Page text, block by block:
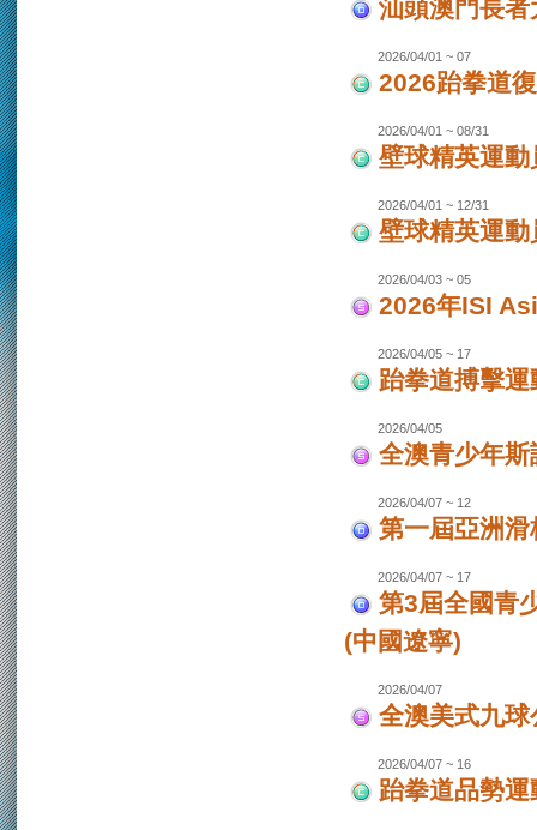
汕頭澳門長
2026/04/01 ~ 07
2026跆拳道
2026/04/01 ~ 08/31
壁球精英運
2026/04/01 ~ 12/31
壁球精英運
2026/04/03 ~ 05
2026年ISI
2026/04/05 ~ 17
跆拳道搏擊
2026/04/05
全澳青少年
2026/04/07 ~ 12
第一屆亞洲
2026/04/07 ~ 17
第3屆全國青
(中國遼寧)
2026/04/07
全澳美式九球
2026/04/07 ~ 16
跆拳道品勢